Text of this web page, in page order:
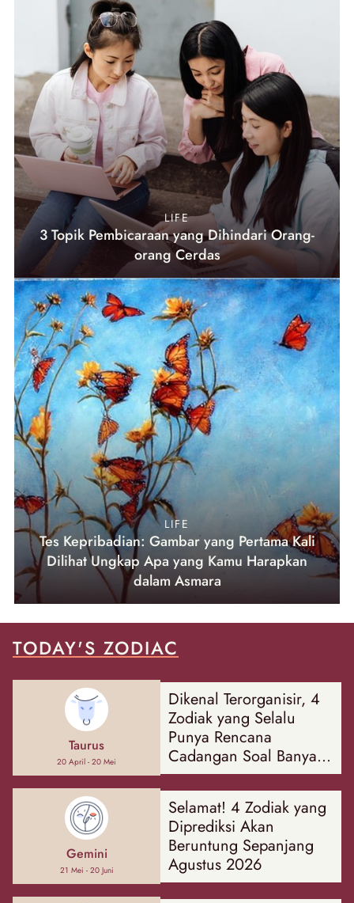
LIFE
3 Topik Pembicaraan yang Dihindari Orang-
orang Cerdas
LIFE
Tes Kepribadian: Gambar yang Pertama Kali
Dilihat Ungkap Apa yang Kamu Harapkan
dalam Asmara
TODAY'S ZODIAC
Taurus
20 April - 20 Mei
Dikenal Terorganisir, 4
Zodiak yang Selalu
Punya Rencana
Cadangan Soal Banyak
Hal
Gemini
21 Mei - 20 Juni
Selamat! 4 Zodiak yang
Diprediksi Akan
Beruntung Sepanjang
Agustus 2026